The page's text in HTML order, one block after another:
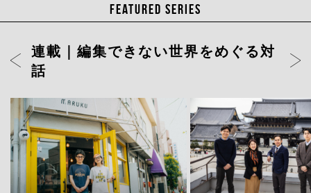
FEATURED SERIES
連載｜編集できない世界をめぐる対
話